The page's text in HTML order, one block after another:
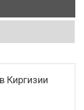
Киргизии